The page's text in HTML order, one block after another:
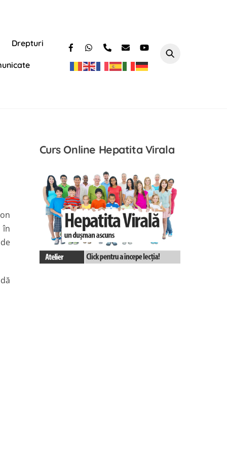
Drepturi
în
Curs Online Hepatita Virala